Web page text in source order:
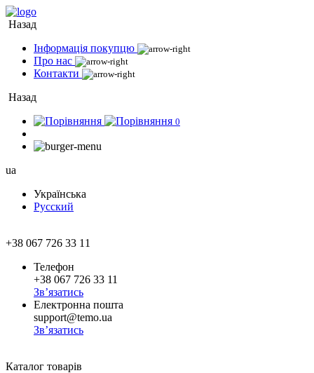
Назад
Інформація покупцю
Про нас
Контакти
Назад
0
ua
Українська
Русский
+38 067 726 33 11
Телефон
+38 067 726 33 11
Зв’язатись
Електронна пошта
support@temo.ua
Зв’язатись
Каталог товарів